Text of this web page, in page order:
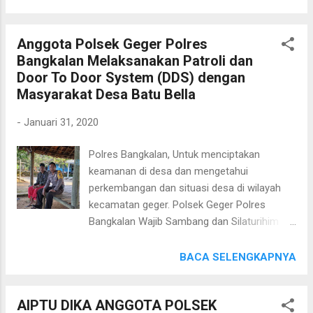
di depan SDN Bumi Anyar 2 Desa Bumi Anyar
Kecamatan Tanjungbumi Kabupaten
Bangkalan, yang merupakan titik padat
aktivitas terutamanya pagi hari karena ada
berangkat sekolah. Sudah menjadi kewajiban
melaksanakan Apel Pagi, sebelumnya
melaksanakan giat Pam Awal, memberikan
pelayanan kepada masyarakat dan juga
anak-anak yang mau berangkat sekolah.
Kegiatan tersebut selain karena perintah
Polri. “Semoga dengan kegiatan ini
Anggota Polsek Geger Polres
Bangkalan Melaksanakan Patroli dan
Door To Door System (DDS) dengan
Masyarakat Desa Batu Bella
- Januari 31, 2020
Polres Bangkalan, Untuk menciptakan
keamanan di desa dan mengetahui
perkembangan dan situasi desa di wilayah
kecamatan geger. Polsek Geger Polres
Bangkalan Wajib Sambang dan Silaturihim
Desa di kecamatan geger. Jumat
dengan Tokoh Masyarakat Desa Batu
BACA SELENGKAPNYA
AIPTU DIKA ANGGOTA POLSEK